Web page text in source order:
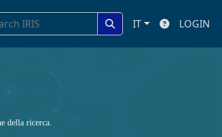
IT LOGIN
della ricerca.